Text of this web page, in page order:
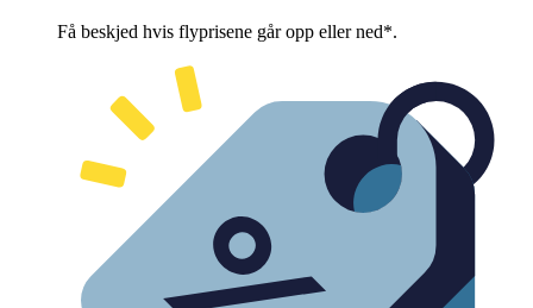
Få beskjed hvis flyprisene går opp eller ned*.